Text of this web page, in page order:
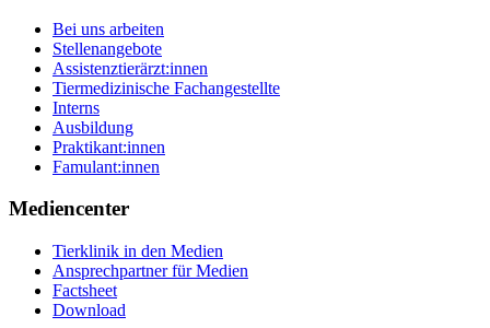
Bei uns arbeiten
Stellenangebote
Assistenztierärzt:innen
Tiermedizinische Fachangestellte
Interns
Ausbildung
Praktikant:innen
Famulant:innen
Mediencenter
Tierklinik in den Medien
Ansprechpartner für Medien
Factsheet
Download